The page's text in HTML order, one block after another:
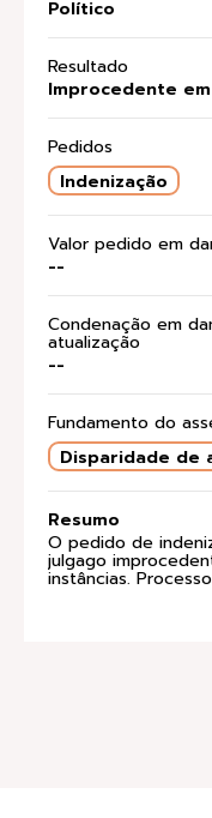
Político
Resultado
Improcedente
Pedidos
Indenização
Valor pedido em
--
Condenação em
atualização
--
Fundamento do
Disparidade de
Resumo
O pedido de
julgago
instâncias.